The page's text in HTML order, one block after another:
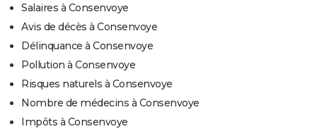
Salaires à Consenvoye
Avis de décès à Consenvoye
Délinquance à Consenvoye
Pollution à Consenvoye
Risques naturels à Consenvoye
Nombre de médecins à Consenvoye
Impôts à Consenvoye